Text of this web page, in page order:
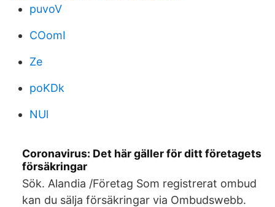
puvoV
COomI
Ze
poKDk
NUl
Coronavirus: Det här gäller för ditt företagets
försäkringar
Sök. Alandia /Företag Som registrerat ombud
kan du sälja försäkringar via Ombudswebb.